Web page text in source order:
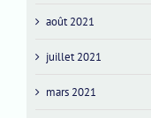
août 2021
juillet 2021
mars 2021